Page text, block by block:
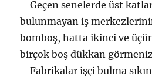
– Geçen senelerde üst
bulunmayan iş
bomboş, hatta ikinci ve
birçok boş dükkan
– Fabrikalar işçi bulma